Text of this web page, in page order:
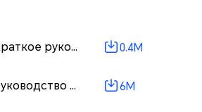
HONOR Magic7 Pro Краткое руководство пользователя-(Magic OS 9.0_01,PTP-N49,ru)[ 0.4M ]
0.4M
HONOR Magic7 Pro Руководство пользователя-(MagicOS 8.0_01,ru)[ 6M ] 6M